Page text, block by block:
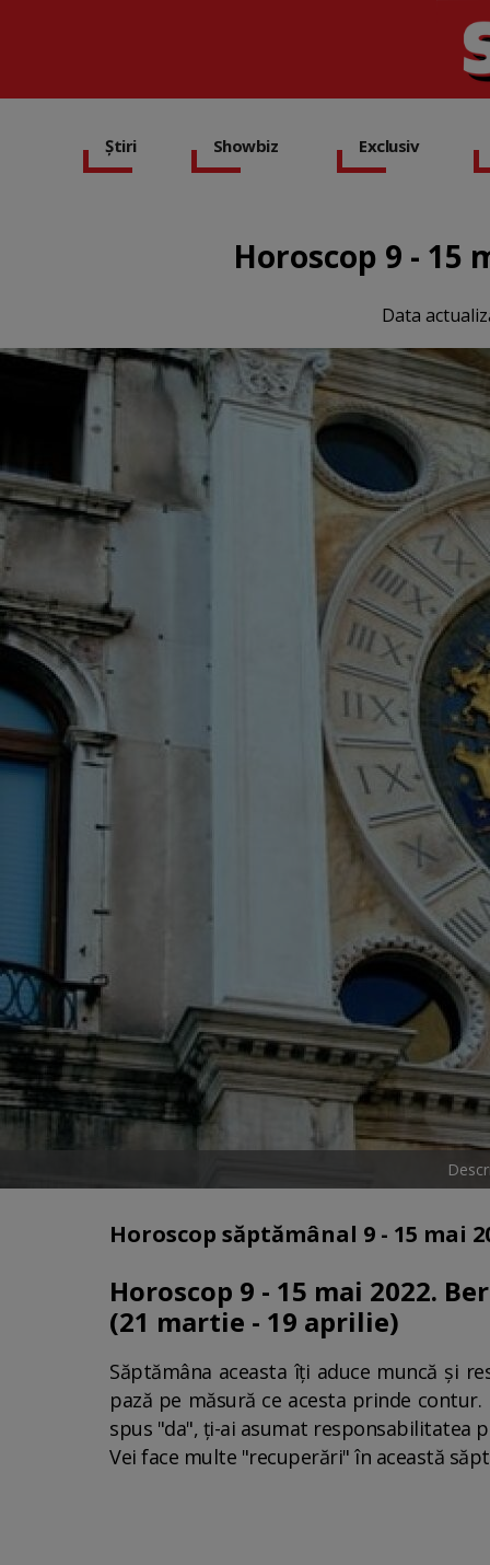
Știri Showbiz Exclusiv
Horoscop 9 - 15
Data
Horoscop săptămânal 9 - 15 mai
Horoscop 9 - 15 mai 2022.
(21 martie - 19 aprilie)
Săptămâna aceasta îți aduce muncă și
pază pe măsură ce acesta prinde
spus "da", ți-ai asumat responsabilitatea
Vei face multe "recuperări" în această